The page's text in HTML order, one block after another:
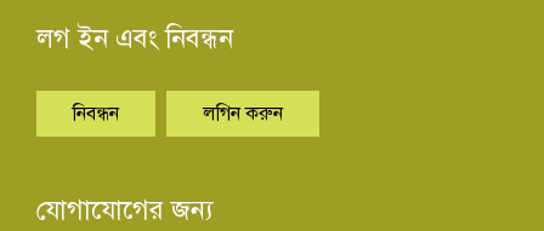
লগ ইন এবং নিবন্ধন
নিবন্ধন লগিন করুন
যোগাযোগের জন্য